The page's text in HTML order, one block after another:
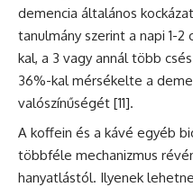
demencia általános
tanulmány szerint a napi 1-2
kal, a 3 vagy annál több
36%-kal mérsékelte a
valószínűségét [11].
A koffein és a kávé egyéb
többféle mechanizmus
hanyatlástól. Ilyenek